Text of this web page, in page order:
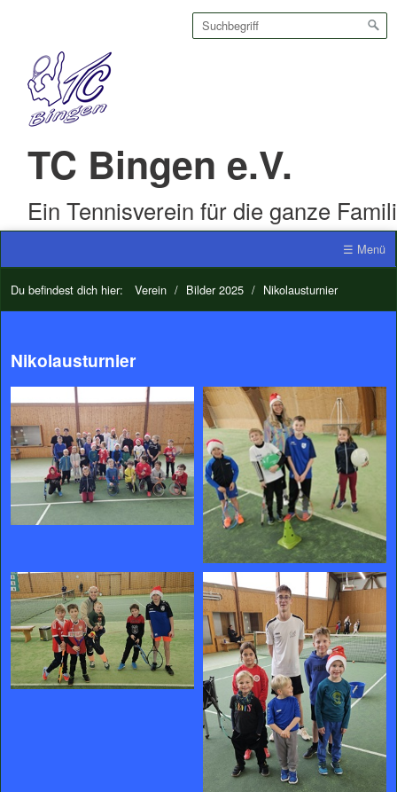
TC Bingen e.V.
Ein Tennisverein für die ganze
☰ Menü
Du befindest dich hier: Verein / Bilder 2025 / Nikolausturnier
Nikolausturnier